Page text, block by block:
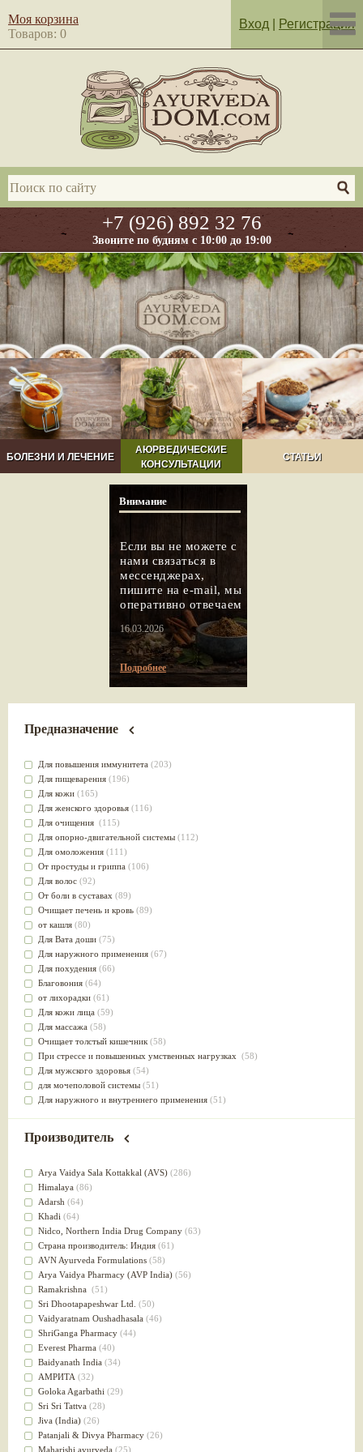
+7 (926) 892 32 76
Звоните по будням с 10:00 до 19:00
Моя корзина
Товаров: 0
Вход Регистрация
БОЛЕЗНИ И ЛЕЧЕНИЕ
АЮРВЕДИЧЕСКИЕ
КОНСУЛЬТАЦИИ
СТАТЬИ
Внимание
Если вы не можете с
нами связаться в
мессенджерах,
пишите на e-mail, мы
оперативно отвечаем
16.03.2026
Подробнее
Предназначение
Для повышения иммунитета (203)
Для пищеварения (196)
Для кожи (165)
Для женского здоровья (116)
Для очищения (115)
Для опорно-двигательной системы (112)
Для омоложения (111)
От простуды и гриппа (106)
Для волос (92)
От боли в суставах (89)
Очищает печень и кровь (89)
от кашля (80)
Для Вата доши (75)
Для наружного применения (67)
Для похудения (66)
Благовония (64)
от лихорадки (61)
Для кожи лица (59)
Для массажа (58)
Очищает толстый кишечник(58)
При стрессе и повышенных умственных нагрузках (58)
Для мужского здоровья (54)
для мочеполовой системы (51)
Для наружного и внутреннего применения (51)
Для стабилизации деятельности ЦНС
Лечит опухоли и отеки(46)
Для медитации
выводит токсины
Для здоровья печени
Для тела(39)
для очищения крови(38)
При диабете(38)
Антиоксидант(37)
Для Капха(Кафа) доши
От паразитов(37)
При расстройстве желудка (36)
Успокоительное(36)
Для глаз(34)
от геморроя(34)
Противовоспалительное
Для Питта доши(32)
Для сердца(32)
Для сосудов головного мозга
Для полости рта(32)
Дефицит железа(31)
Производитель
Arya Vaidya Sala Kottakkal (AVS) (286)
Himalaya (86)
Adarsh (64)
Khadi (64)
Nidсo, Northern India Drug Company (63)
Страна производитель: Индия (61)
AVN Ayurveda Formulations (58)
Arya Vaidya Pharmacy (AVP India) (56)
Ramakrishna (51)
Sri Dhootapapeshwar Ltd. (50)
Vaidyaratnam Oushadhasala (46)
ShriGanga Pharmacy (44)
Everest Pharma (40)
Baidyanath India (34)
АМРИТА (32)
Goloka Agarbathi (29)
Sri Sri Tattva (28)
Jiva (India) (26)
Patanjali & Divya Pharmacy (26)
Maharishi ayurveda (25)